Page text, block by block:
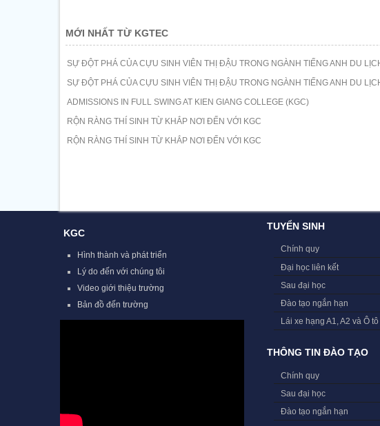
MỚI NHẤT TỪ KGTEC
SỰ ĐỘT PHÁ CỦA CỰU SINH VIÊN THỊ ĐẬU TRONG NGÀNH TIẾNG ANH DU
SỰ ĐỘT PHÁ CỦA CỰU SINH VIÊN THỊ ĐẬU TRONG NGÀNH TIẾNG ANH DU
ADMISSIONS IN FULL SWING AT KIEN GIANG COLLEGE (KGC)
RỘN RÀNG THÍ SINH TỪ KHẮP NƠI ĐẾN VỚI KGC
RỘN RÀNG THÍ SINH TỪ KHẮP NƠI ĐẾN VỚI KGC
KGC
Hình thành và phát triển
Lý do đến với chúng tôi
Video giới thiệu trường
Bản đồ đến trường
TUYỂN SINH
Chính quy
Đại học liên kết
Sau đại học
Đào tạo ngắn hạn
Lái xe hạng A1, A2 và Ô tô
THÔNG TIN ĐÀO TẠO
Chính quy
Sau đại học
Đào tạo ngắn hạn